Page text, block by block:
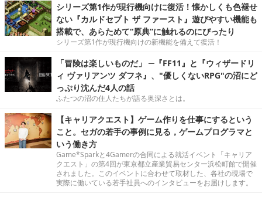
シリーズ第1作が現行機向けに復活！懐かしくも色褪せ
ない『カルドセプト ザ ファースト』遊びやすい機能も
搭載で、あらためて“原典”に触れるのにぴったり
シリーズ第1作が現行機向けの新機能を備えて復活！
「冒険は楽しいものだ」 ─『FF11』と『ウィザードリ
ィ ヴァリアンツ ダフネ』、"優しくないRPG"の沼にど
っぷり沈んだ4人の話
ふたつの沼の住人たちが語る奥深さとは。
【キャリアクエスト】ゲーム作りを仕事にするという
こと。セガの若手の事例に見る，ゲームプログラマと
いう働き方
Game*Sparkと4Gamerの合同による就活イベント「キャリア
クエスト」の第4回が東京都立産業貿易センター浜松町館で開催
されました。このイベントに合わせて取材した、各社の現場で
実際に働いている若手社員へのインタビューをお届けします。